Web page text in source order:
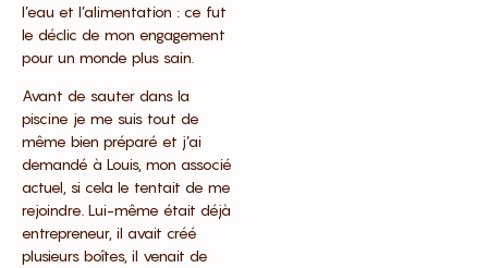
l’eau et l’alimentation : ce fut
le déclic de mon engagement
pour un monde plus sain.
Avant de sauter dans la
piscine je me suis tout de
même bien préparé et j’ai
demandé à Louis, mon associé
actuel, si cela le tentait de me
rejoindre. Lui-même était déjà
entrepreneur, il avait créé
plusieurs boîtes, il venait de